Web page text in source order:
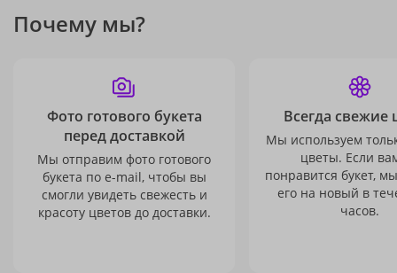
Почему мы?
Фото готового букета
перед доставкой
Мы отправим фото готового
букета по e-mail, чтобы вы
смогли увидеть свежесть и
красоту цветов до доставки.
Всегда свежие
Мы используем
цветы. Если
понравится букет,
его на новый в
часов.